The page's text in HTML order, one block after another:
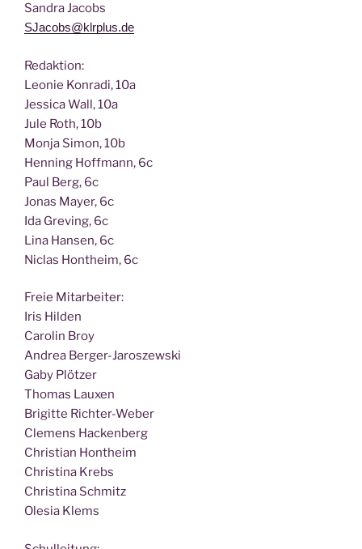
San­dra Jacobs
SJacobs@klrplus.de
Redak­ti­on:
Leo­nie Kon­ra­di, 10a
Jes­si­ca Wall, 10a
Jule Roth, 10b
Mon­ja Simon, 10b
Hen­ning Hoff­mann, 6c
Paul Berg, 6c
Jonas May­er, 6c
Ida Gre­ving, 6c
Lina Han­sen, 6c
Nic­las Hont­heim, 6c
Freie Mit­ar­bei­ter:
Iris Hilden
Caro­lin Broy
Andrea Berger-Jaroszewski
Gaby Plötzer
Tho­mas Lauxen
Bri­git­te Richter-Weber
Cle­mens Hackenberg
Chris­ti­an Hontheim
Chris­ti­na Krebs
Chris­ti­na Schmitz
Ole­sia Klems